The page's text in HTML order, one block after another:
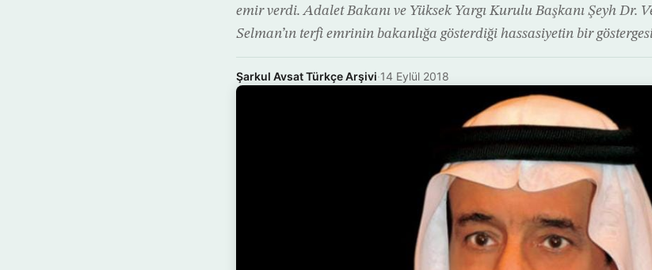
emir verdi. Adalet Bakanı ve Yüksek Yargı Kurulu Başkanı Şeyh Dr.
Selman’ın terfi emrinin bakanlığa gösterdiği hassasiyetin bir
Şarkul Avsat Türkçe Arşivi·14 Eylül 2018